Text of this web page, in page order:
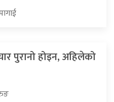
पुरानो होइन, अहिलेको